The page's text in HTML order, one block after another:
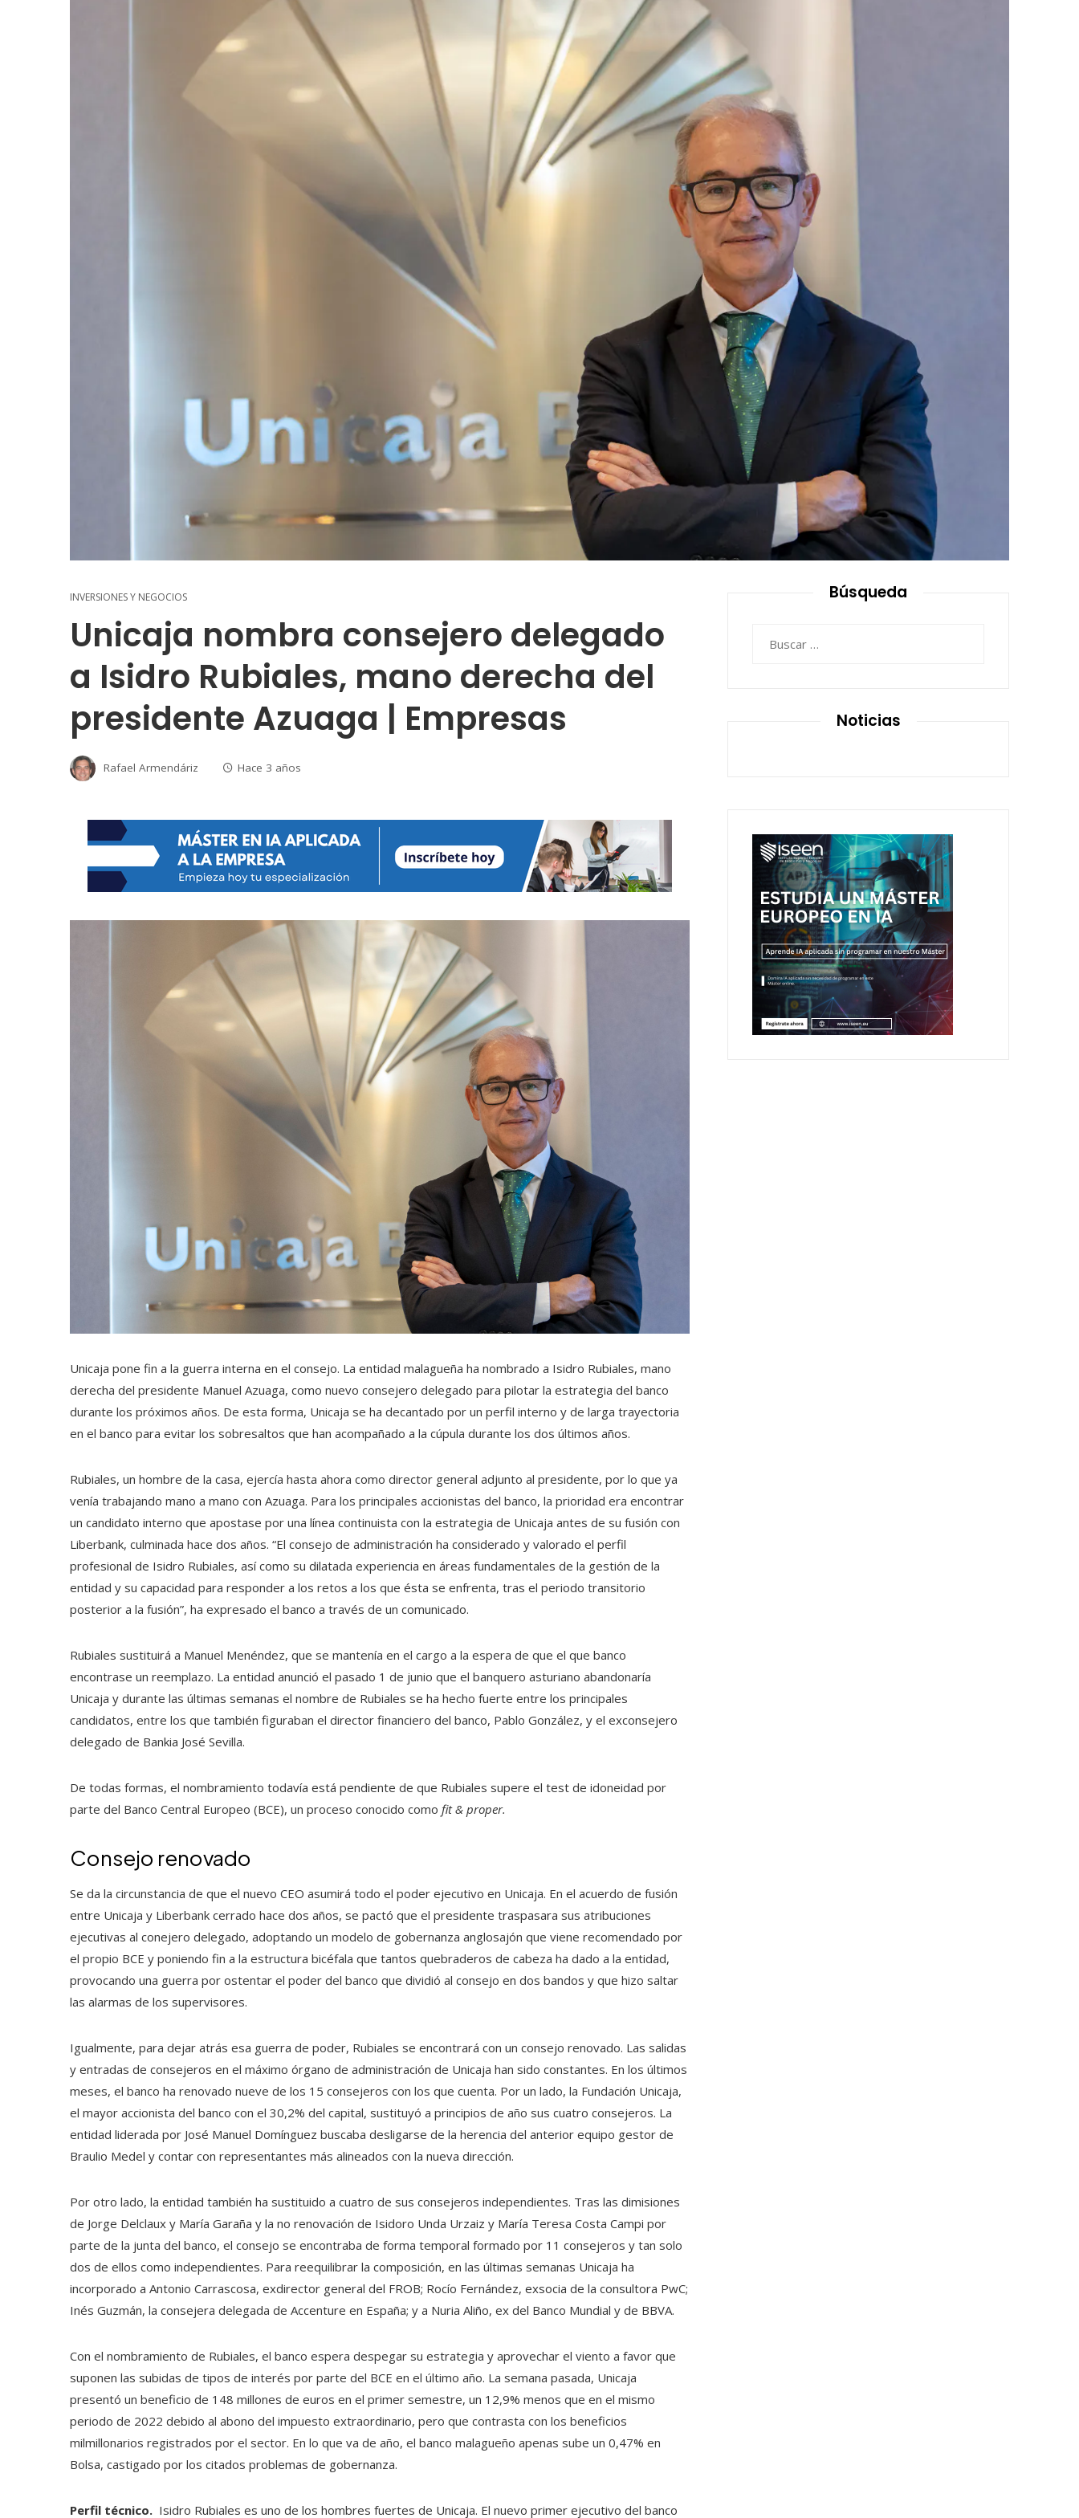
INVERSIONES Y NEGOCIOS
Unicaja nombra consejero delegado
a Isidro Rubiales, mano derecha del
presidente Azuaga | Empresas
Rafael Armendáriz Hace 3 años
Unicaja pone fin a la guerra interna en el consejo. La entidad malagueña ha nombrado a Isidro Rubiales, mano
derecha del presidente Manuel Azuaga, como nuevo consejero delegado para pilotar la estrategia del banco
durante los próximos años. De esta forma, Unicaja se ha decantado por un perfil interno y de larga trayectoria
en el banco para evitar los sobresaltos que han acompañado a la cúpula durante los dos últimos años.
Rubiales, un hombre de la casa, ejercía hasta ahora como director general adjunto al presidente, por lo que ya
venía trabajando mano a mano con Azuaga. Para los principales accionistas del banco, la prioridad era encontrar
un candidato interno que apostase por una línea continuista con la estrategia de Unicaja antes de su fusión con
Liberbank, culminada hace dos años. “El consejo de administración ha considerado y valorado el perfil
profesional de Isidro Rubiales, así como su dilatada experiencia en áreas fundamentales de la gestión de la
entidad y su capacidad para responder a los retos a los que ésta se enfrenta, tras el periodo transitorio
posterior a la fusión”, ha expresado el banco a través de un comunicado.
Rubiales sustituirá a Manuel Menéndez, que se mantenía en el cargo a la espera de que el que banco
encontrase un reemplazo. La entidad anunció el pasado 1 de junio que el banquero asturiano abandonaría
Unicaja y durante las últimas semanas el nombre de Rubiales se ha hecho fuerte entre los principales
candidatos, entre los que también figuraban el director financiero del banco, Pablo González, y el exconsejero
delegado de Bankia José Sevilla.
De todas formas, el nombramiento todavía está pendiente de que Rubiales supere el test de idoneidad por
parte del Banco Central Europeo (BCE), un proceso conocido como fit & proper.
Consejo renovado
Se da la circunstancia de que el nuevo CEO asumirá todo el poder ejecutivo en Unicaja. En el acuerdo de fusión
entre Unicaja y Liberbank cerrado hace dos años, se pactó que el presidente traspasara sus atribuciones
ejecutivas al conejero delegado, adoptando un modelo de gobernanza anglosajón que viene recomendado por
el propio BCE y poniendo fin a la estructura bicéfala que tantos quebraderos de cabeza ha dado a la entidad,
provocando una guerra por ostentar el poder del banco que dividió al consejo en dos bandos y que hizo saltar
las alarmas de los supervisores.
Igualmente, para dejar atrás esa guerra de poder, Rubiales se encontrará con un consejo renovado. Las salidas
y entradas de consejeros en el máximo órgano de administración de Unicaja han sido constantes. En los últimos
meses, el banco ha renovado nueve de los 15 consejeros con los que cuenta. Por un lado, la Fundación Unicaja,
el mayor accionista del banco con el 30,2% del capital, sustituyó a principios de año sus cuatro consejeros. La
entidad liderada por José Manuel Domínguez buscaba desligarse de la herencia del anterior equipo gestor de
Braulio Medel y contar con representantes más alineados con la nueva dirección.
Por otro lado, la entidad también ha sustituido a cuatro de sus consejeros independientes. Tras las dimisiones
de Jorge Delclaux y María Garaña y la no renovación de Isidoro Unda Urzaiz y María Teresa Costa Campi por
parte de la junta del banco, el consejo se encontraba de forma temporal formado por 11 consejeros y tan solo
dos de ellos como independientes. Para reequilibrar la composición, en las últimas semanas Unicaja ha
incorporado a Antonio Carrascosa, exdirector general del FROB; Rocío Fernández, exsocia de la consultora PwC;
Inés Guzmán, la consejera delegada de Accenture en España; y a Nuria Aliño, ex del Banco Mundial y de BBVA.
Con el nombramiento de Rubiales, el banco espera despegar su estrategia y aprovechar el viento a favor que
suponen las subidas de tipos de interés por parte del BCE en el último año. La semana pasada, Unicaja
presentó un beneficio de 148 millones de euros en el primer semestre, un 12,9% menos que en el mismo
periodo de 2022 debido al abono del impuesto extraordinario, pero que contrasta con los beneficios
milmillonarios registrados por el sector. En lo que va de año, el banco malagueño apenas sube un 0,47% en
Bolsa, castigado por los citados problemas de gobernanza.
Perfil técnico. Isidro Rubiales es uno de los hombres fuertes de Unicaja. El nuevo primer ejecutivo del banco
Búsqueda
Noticias